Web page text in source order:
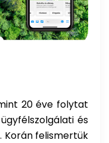
20 éve folytat
és
felismertük